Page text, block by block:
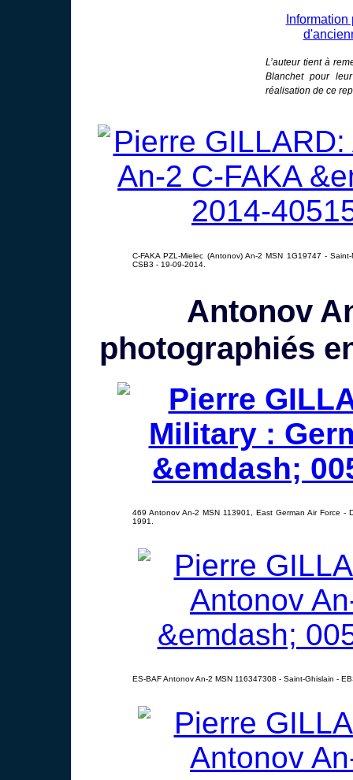
Information
L’auteur tient à
Blanchet pour
réalisation de ce
C-FAKA PZL-Mielec (Antonov) An-2 MSN 1G19747 -
CSB3 - 19-09-2014.
Antonov
photographiés
469 Antonov An-2 MSN 113901, East German Air Force -
1991.
ES-BAF Antonov An-2 MSN 116347308 - Saint-Ghislain -